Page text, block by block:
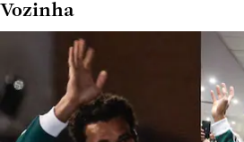
Vozinha